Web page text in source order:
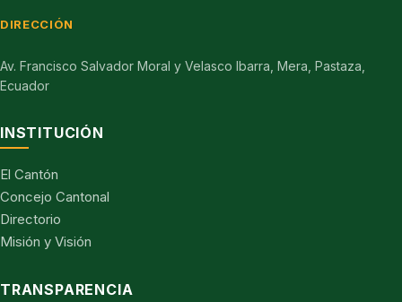
DIRECCIÓN
Av. Francisco Salvador Moral y Velasco Ibarra, Mera, Pastaza,
Ecuador
INSTITUCIÓN
El Cantón
Concejo Cantonal
Directorio
Misión y Visión
TRANSPARENCIA